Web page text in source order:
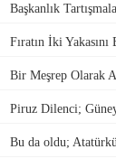
Başkanlık
Fıratın İki
Bir Meşrep Olarak
Piruz Dilenci;
Bu da oldu;